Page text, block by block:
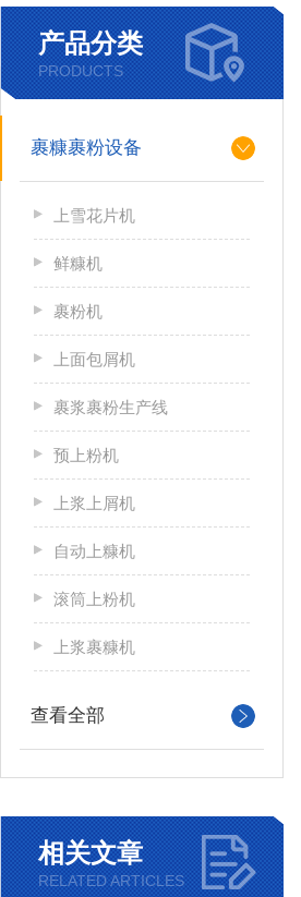
产品分类
PRODUCTS
裹糠裹粉设备
上雪花片机
鲜糠机
裹粉机
上面包屑机
裹浆裹粉生产线
预上粉机
上浆上屑机
自动上糠机
滚筒上粉机
上浆裹糠机
查看全部
相关文章
RELATED ARTICLES